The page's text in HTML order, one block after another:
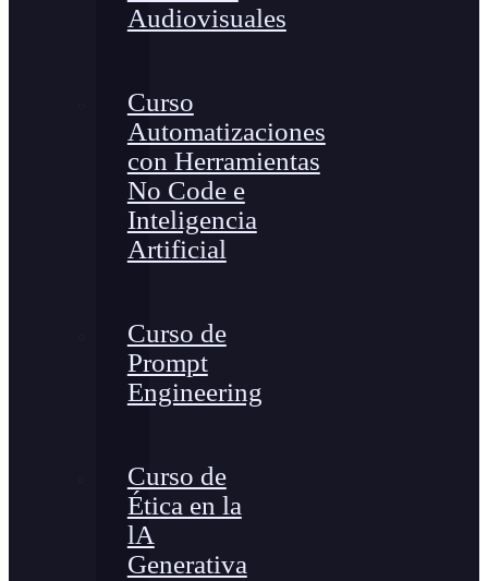
Audiovisuales
Curso
Automatizaciones
con Herramientas
No Code e
Inteligencia
Artificial
Curso de
Prompt
Engineering
Curso de
Ética en la
lA
Generativa